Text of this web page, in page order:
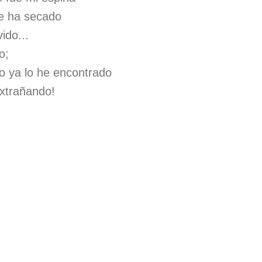
ha secado
ya lo he encontrado